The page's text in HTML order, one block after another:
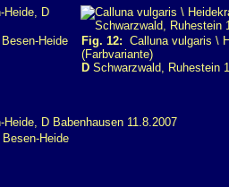
Heide
Fig. 12: Calluna vulgaris \
(Farbvariante)
D Schwarzwald, Ruhestein
Heide